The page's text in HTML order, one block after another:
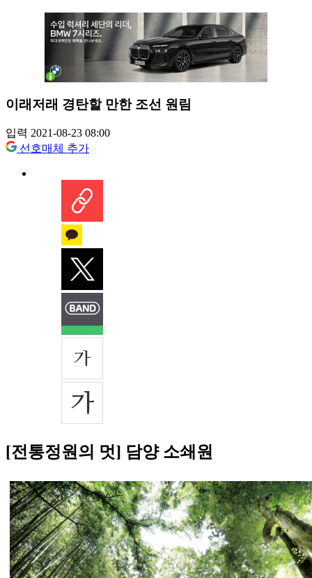
이래저래 경탄할 만한 조선 원림
입력 2021-08-23 08:00
선호매체 추가
[전통정원의 멋] 담양 소쇄원